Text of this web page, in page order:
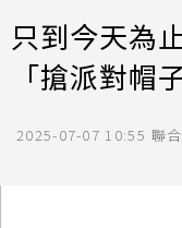
只到今天為
「搶派對帽
2025-07-07 10:55 聯